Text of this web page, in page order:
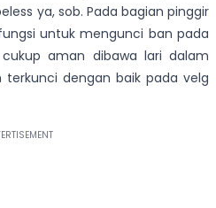
ya, sob. Pada bagian pinggir
untuk mengunci ban pada
aman dibawa lari dalam
dengan baik pada velg